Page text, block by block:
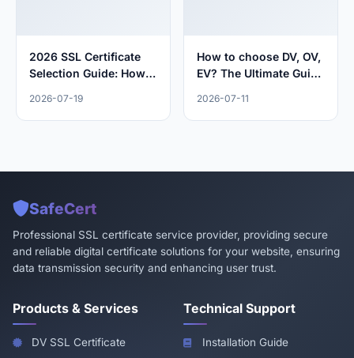
2026 SSL Certificate
Selection Guide: How
2026-07-19
How to choose DV, OV,
EV? The Ultimate Guide
Selection in 2026
2026-07-11
SafeCert
Professional SSL certificate service provider, providing secure
and reliable digital certificate solutions for your website, ensuring
data transmission security and enhancing user trust.
Products & Services
DV SSL Certificate
Technical Support
Installation Guide